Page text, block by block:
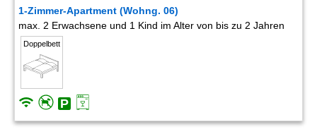
1-Zimmer-Apartment (Wohng. 06)
max. 2 Erwachsene und 1 Kind im Alter von bis zu 2 Jahren
Doppelbett